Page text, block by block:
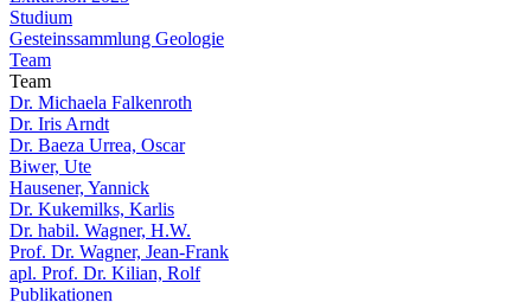
Studium
Gesteinssammlung Geologie
Team
Team
Dr. Michaela Falkenroth
Dr. Iris Arndt
Dr. Baeza Urrea, Oscar
Biwer, Ute
Hausener, Yannick
Dr. Kukemilks, Karlis
Dr. habil. Wagner, H.W.
Prof. Dr. Wagner, Jean-Frank
apl. Prof. Dr. Kilian, Rolf
Publikationen